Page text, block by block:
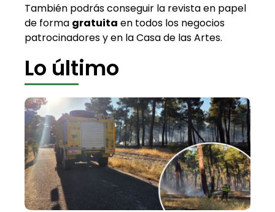
También podrás conseguir la revista en papel
de forma gratuita en todos los negocios
patrocinadores y en la Casa de las Artes.
Lo último